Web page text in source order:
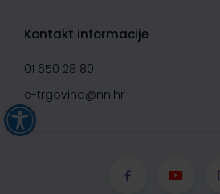
Kontakt informacije
01 650 28 80
e-trgovina@nn.hr